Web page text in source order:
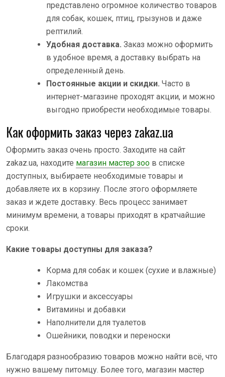
представлено огромное количество товаров
для собак, кошек, птиц, грызунов и даже
рептилий.
Удобная доставка. Заказ можно оформить
в удобное время, а доставку выбрать на
определенный день.
Постоянные акции и скидки. Часто в
интернет-магазине проходят акции, и можно
выгодно приобрести необходимые товары.
Как оформить заказ через zakaz.ua
Оформить заказ очень просто. Заходите на сайт
zakaz.ua, находите магазин мастер зоо в списке
доступных, выбираете необходимые товары и
добавляете их в корзину. После этого оформляете
заказ и ждете доставку. Весь процесс занимает
минимум времени, а товары приходят в кратчайшие
сроки.
Какие товары доступны для заказа?
Корма для собак и кошек (сухие и влажные)
Лакомства
Игрушки и аксессуары
Витамины и добавки
Наполнители для туалетов
Ошейники, поводки и переноски
Благодаря разнообразию товаров можно найти всё, что
нужно вашему питомцу. Более того, магазин мастер